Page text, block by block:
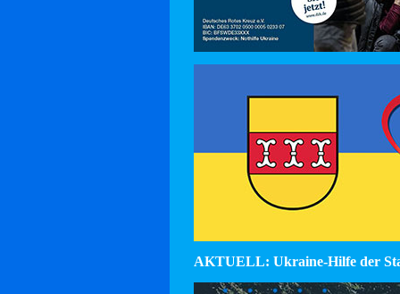
AKTUELL: Ukraine-Hilfe der